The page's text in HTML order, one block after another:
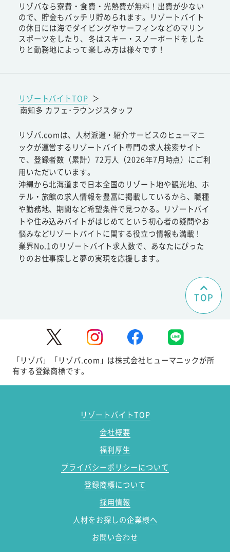
リゾバなら寮費・食費・光熱費が無料！出費が少ない
ので、貯金もバッチリ貯められます。リゾートバイト
の休日には海でダイビングやサーフィンなどのマリン
スポーツをしたり、冬はスキー・スノーボードをした
りと勤務地によって楽しみ方は様々です！
リゾートバイトTOP ＞
南知多 カフェ･ラウンジスタッフ
リゾバ.comは、人材派遣・紹介サービスのヒューマニ
ックが運営するリゾートバイト専門の求人検索サイト
で、登録者数（累計）72万人（2026年7月時点）にご利
用いただいています。
沖縄から北海道まで日本全国のリゾート地や観光地、ホ
テル・旅館の求人情報を豊富に掲載しているから、職種
や勤務地、期間など希望条件で見つかる。リゾートバイ
トや住み込みバイトがはじめてという初心者の疑問やお
悩みなどリゾートバイトに関する役立つ情報も満載！
業界No.1のリゾートバイト求人数で、あなたにぴった
りのお仕事探しと夢の実現を応援します。
TOP
「リゾバ」「リゾバ.com」は株式会社ヒューマニックが所
有する登録商標です。
リゾートバイトTOP
会社概要
福利厚生
プライバシーポリシーについて
登録商標について
採用情報
人材をお探しの企業様へ
お問い合わせ